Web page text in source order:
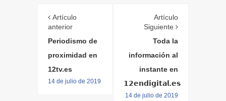
Artículo
anterior
Periodismo de
proximidad en
12tv.es
14 de julio de 2019
Artículo
Siguiente
Toda la
información al
instante en
𝟭𝟮𝗲𝗻𝗱𝗶𝗴𝗶𝘁𝗮𝗹.𝗲𝘀
14 de julio de 2019